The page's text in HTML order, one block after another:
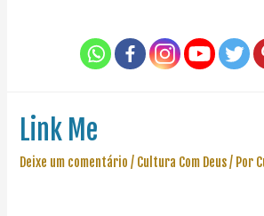
Link Me
Deixe um comentário / Cultura Com Deus/ Por